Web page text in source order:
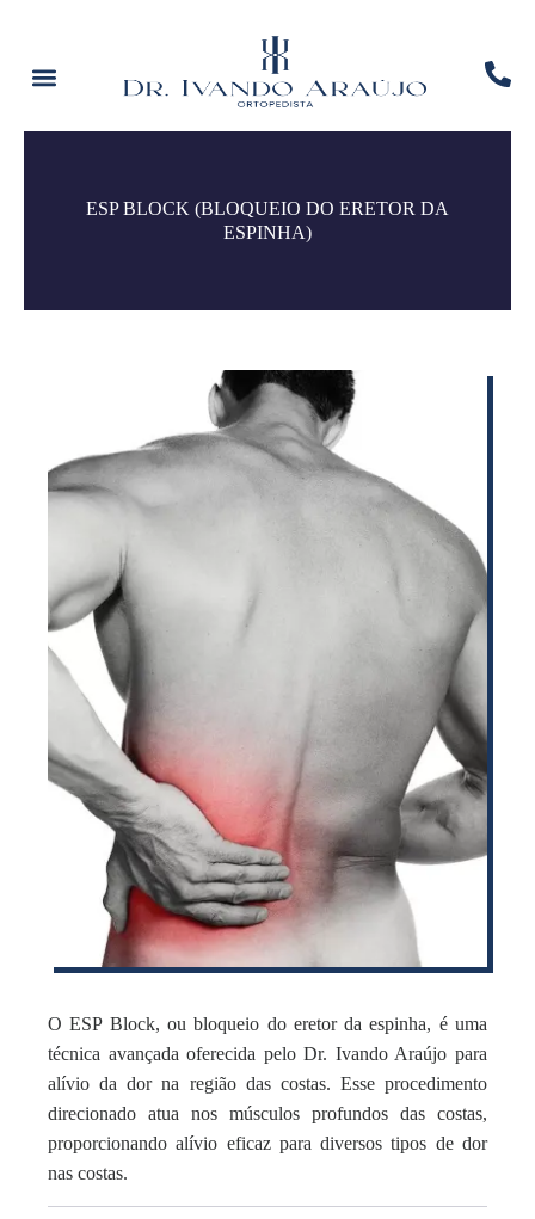
ESP BLOCK (BLOQUEIO DO ERETOR DA
ESPINHA)
O ESP Block, ou bloqueio do eretor da espinha, é uma
técnica avançada oferecida pelo Dr. Ivando Araújo para
alívio da dor na região das costas. Esse procedimento
direcionado atua nos músculos profundos das costas,
proporcionando alívio eficaz para diversos tipos de dor
nas costas.